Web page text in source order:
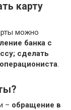
карту
можно
банка с
сделать
.
– обращение в